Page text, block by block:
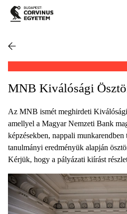
MNB Kiválósági
Az MNB ismét meghirdeti
amellyel a Magyar Nemzeti Bank
képzésekben, nappali
tanulmányi eredményük alapján
Kérjük, hogy a pályázati kiírást